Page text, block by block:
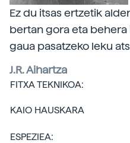
Ez du itsas ertzetik
bertan gora eta
gaua pasatzeko leku
J.R. Aihartza
FITXA TEKNIKOA:
KAIO HAUSKARA
ESPEZIEA: